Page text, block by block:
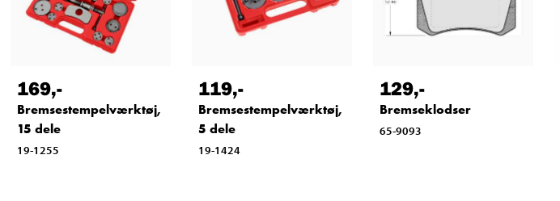
169,-
Bremsestempelværktøj,
15 dele
19-1255
119,-
Bremsestempelværktøj,
5 dele
19-1424
129,-
Bremseklodser
65-9093